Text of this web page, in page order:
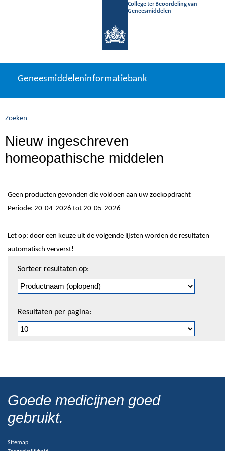
College ter Beoordeling van
Geneesmiddelen
naar
Geneesmiddeleninformatiebank
U
zich
hier:
Geneesmiddeleninformatiebank
Zoeken
Nieuw ingeschreven
homeopathische middelen
Geen producten gevonden die voldoen aan uw zoekopdracht
Periode: 20-04-2026 tot 20-05-2026
Let op: door een keuze uit de volgende lijsten worden de resultaten
automatisch ververst!
pagineren
Sorteer resultaten op:
Resultaten per pagina:
Goede medicijnen goed
gebruikt.
Sitemap